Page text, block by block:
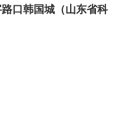
口韩国城（山东省科